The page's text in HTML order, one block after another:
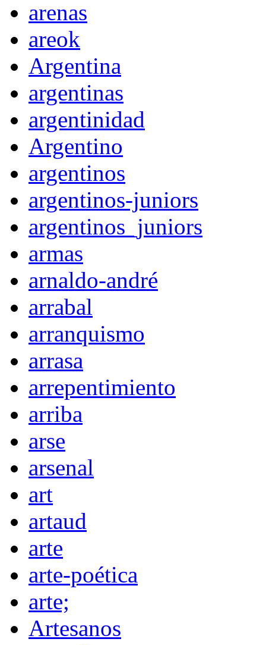
arenas
areok
Argentina
argentinas
argentinidad
Argentino
argentinos
argentinos-juniors
argentinos_juniors
armas
arnaldo-andré
arrabal
arranquismo
arrasa
arrepentimiento
arriba
arse
arsenal
art
artaud
arte
arte-poética
arte;
Artesanos